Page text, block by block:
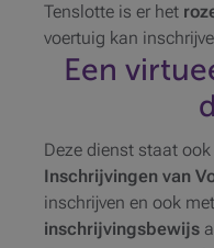
Tenslotte is er het
voertuig kan
Een
Deze dienst staat
Inschrijvingen van
inschrijven en ook
inschrijvingsbewijs